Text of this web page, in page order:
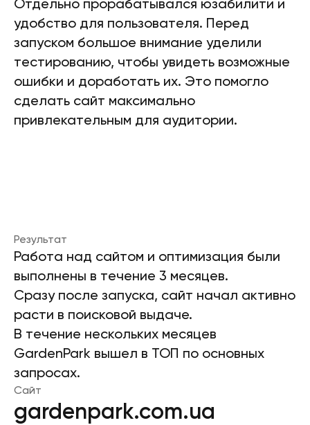
Отдельно прорабатывался юзабилити и
удобство для пользователя. Перед
запуском большое внимание уделили
тестированию, чтобы увидеть возможные
ошибки и доработать их. Это помогло
сделать сайт максимально
привлекательным для аудитории.
Результат
Работа над сайтом и оптимизация были
выполнены в течение 3 месяцев.
Сразу после запуска, сайт начал активно
расти в поисковой выдаче.
В течение нескольких месяцев
GardenPark вышел в ТОП по основных
запросах.
Сайт
gardenpark.com.ua